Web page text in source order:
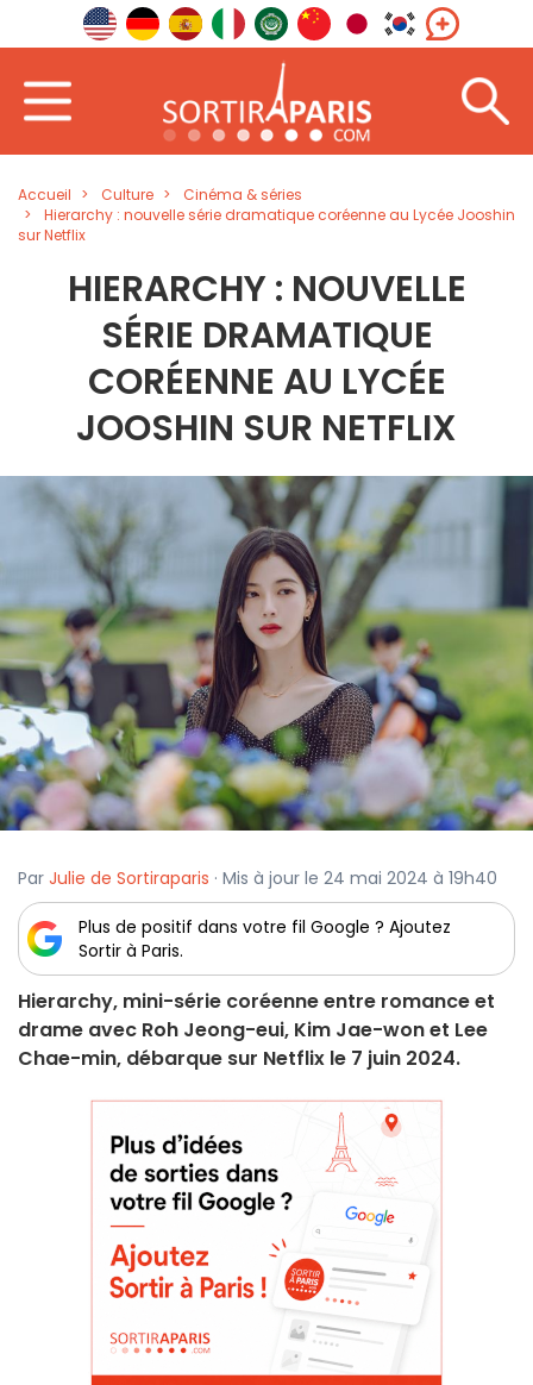
Accueil Culture
Cinéma & séries
Hierarchy : nouvelle série dramatique coréenne au Lycée Jooshin
sur Netflix
HIERARCHY : NOUVELLE
SÉRIE DRAMATIQUE
CORÉENNE AU LYCÉE
JOOSHIN SUR NETFLIX
Par Julie de Sortiraparis · Mis à jour le 24 mai 2024 à 19h40
Plus de positif dans votre fil Google ? Ajoutez
Sortir à Paris.
Hierarchy, mini-série coréenne entre romance et
drame avec Roh Jeong-eui, Kim Jae-won et Lee
Chae-min, débarque sur Netflix le 7 juin 2024.